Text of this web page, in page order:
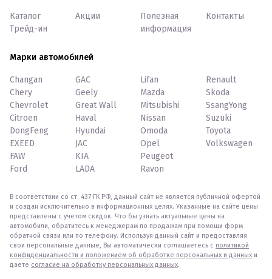
Каталог
Трейд-ин
Акции
Полезная
информация
Контакты
Марки автомобилей
Changan
Chery
Chevrolet
Citroen
DongFeng
EXEED
FAW
Ford
GAC
Geely
Great Wall
Haval
Hyundai
JAC
KIA
LADA
Lifan
Mazda
Mitsubishi
Nissan
Omoda
Opel
Peugeot
Ravon
Renault
Skoda
SsangYong
Suzuki
Toyota
Volkswagen
В соответствии со ст. 437 ГК РФ, данный сайт не является публичной офертой
и создан исключительно в информационных целях. Указанные на сайте цены
представлены с учетом скидок. Что бы узнать актуальные цены на
автомобили, обратитесь к менеджерам по продажам при помощи форм
обратной связи или по телефону. Используя данный сайт и предоставляя
свои персональные данные, Вы автоматически соглашаетесь с политикой
конфиденциальности и положением об обработке персональных и данных и
даете согласие на обработку персональных данных.